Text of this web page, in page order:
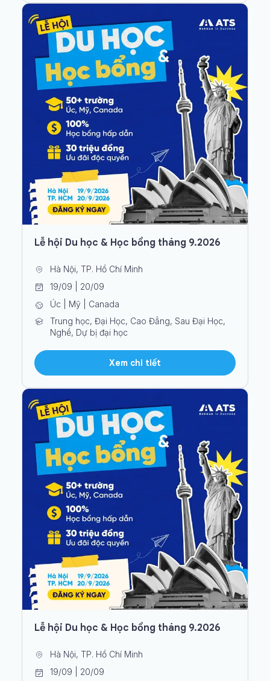
Lễ hội Du học & Học bổng tháng 9.2026
Hà Nội, TP. Hồ Chí Minh
19/09 | 20/09
Úc | Mỹ | Canada
Trung học, Đại Học, Cao Đẳng, Sau Đại Học,
Nghề, Dự bị đại học
Xem chi tiết
Lễ hội Du học & Học bổng tháng 9.2026
Hà Nội, TP. Hồ Chí Minh
19/09 | 20/09